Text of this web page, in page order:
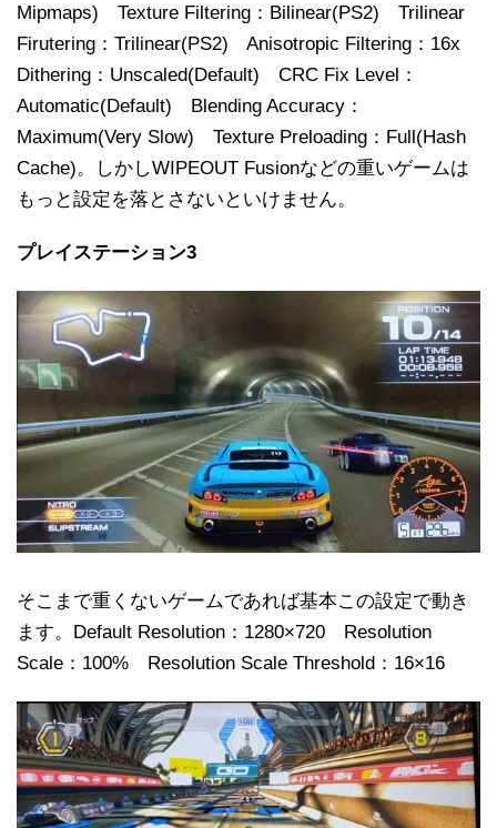
Mipmaps) Texture Filtering：Bilinear(PS2) Trilinear
Firutering：Trilinear(PS2) Anisotropic Filtering：16x
Dithering：Unscaled(Default) CRC Fix Level：
Automatic(Default) Blending Accuracy：
Maximum(Very Slow) Texture Preloading：Full(Hash
Cache)。しかしWIPEOUT Fusionなどの重いゲームは
もっと設定を落とさないといけません。
プレイステーション3
そこまで重くないゲームであれば基本この設定で動き
ます。Default Resolution：1280×720 Resolution
Scale：100% Resolution Scale Threshold：16×16